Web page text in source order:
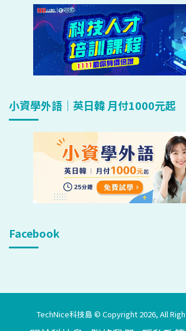
小資學外語｜英日韓 月付1000元起
Facebook
TechNice科技島 © Copyright 2026, All